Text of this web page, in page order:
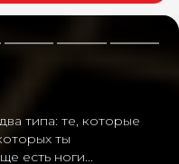
типа: те, которые
ты
есть ноги...